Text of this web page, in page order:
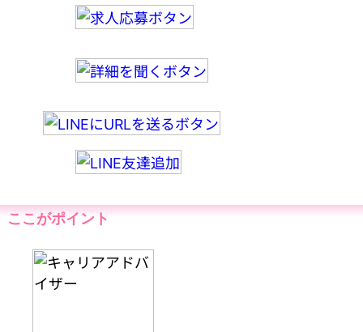
ここがポイント